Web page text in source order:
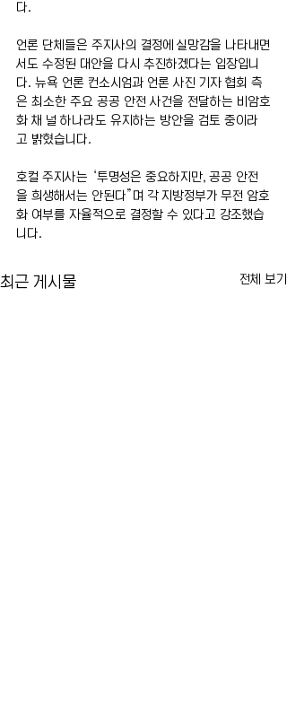
다.
언론 단체들은 주지사의 결정에 실망감을 나타내면
서도 수정된 대안을 다시 추진하겠다는 입장입니
다. 뉴욕 언론 컨소시엄과 언론 사진 기자 협회 측
은 최소한 주요 공공 안전 사건을 전달하는 비암호
화 채 널 하나라도 유지하는 방안을 검토 중이라
고 밝혔습니다.
호컬 주지사는 ‘투명성은 중요하지만, 공공 안전
을 희생해서는 안된다”며 각 지방정부가 무전 암호
화 여부를 자율적으로 결정할 수 있다고 강조했습
니다.
최근 게시물 전체 보기